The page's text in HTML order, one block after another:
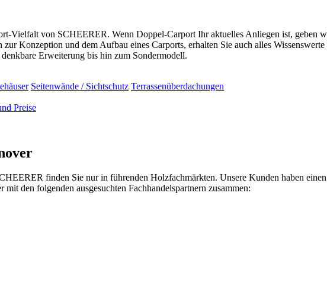
Vielfalt von SCHEERER. Wenn Doppel-Carport Ihr aktuelles Anliegen ist, geben
Konzeption und dem Aufbau eines Carports, erhalten Sie auch alles
Erweiterung bis hin zum Sondermodell.
Seitenwände / Sichtschutz Terrassenüberdachungen
Preise
finden Sie nur in führenden Holzfachmärkten. Unsere Kunden haben
den folgenden ausgesuchten Fachhandelspartnern zusammen: